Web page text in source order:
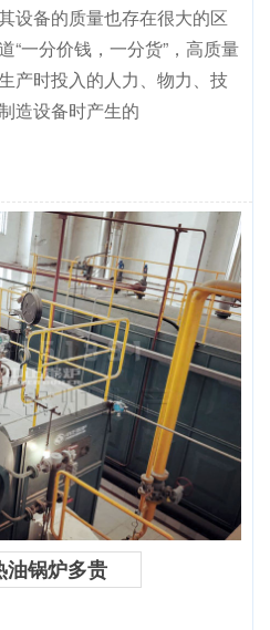
设备的质量也存在很大的区
“一分价钱，一分货”，高质量
产时投入的人力、物力、技
造设备时产生的
油锅炉多贵